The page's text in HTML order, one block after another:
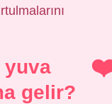
yuva
gelir?